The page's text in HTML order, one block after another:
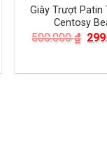
Giày Trượt Patin
Centosy
500.000₫ Giá